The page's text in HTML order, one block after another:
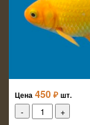
Цена 450 ₽ шт.